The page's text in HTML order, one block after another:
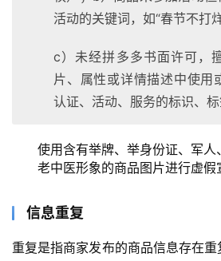
活动的关键词，如“春节不打烊
c）未经拼多多书面许可，
片、属性或详情描述中使用
认证、活动、服务的标识、标
使用含有举牌、举身份证、军
老中医形象的商品图片进行虚假
信息重复
重复是指商家发布的商品信息存在